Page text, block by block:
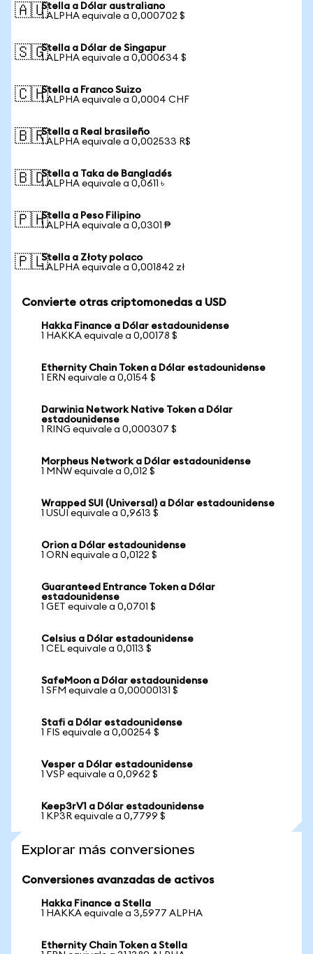
🇦🇺Stella a Dólar australiano
1 ALPHA equivale a 0,000702 $
🇸🇬Stella a Dólar de Singapur
1 ALPHA equivale a 0,000634 $
🇨🇭Stella a Franco Suizo
1 ALPHA equivale a 0,0004 CHF
🇧🇷Stella a Real brasileño
1 ALPHA equivale a 0,002533 R$
🇧🇩Stella a Taka de Bangladés
1 ALPHA equivale a 0,0611 ৳
🇵🇭Stella a Peso Filipino
1 ALPHA equivale a 0,0301 ₱
🇵🇱Stella a Złoty polaco
1 ALPHA equivale a 0,001842 zł
Convierte otras criptomonedas a USD
Hakka Finance a Dólar estadounidense
1 HAKKA equivale a 0,00178 $
Ethernity Chain Token a Dólar estadounidense
1 ERN equivale a 0,0154 $
Darwinia Network Native Token a Dólar
estadounidense
1 RING equivale a 0,000307 $
Morpheus Network a Dólar estadounidense
1 MNW equivale a 0,012 $
Wrapped SUI (Universal) a Dólar estadounidense
1 USUI equivale a 0,9613 $
Orion a Dólar estadounidense
1 ORN equivale a 0,0122 $
Guaranteed Entrance Token a Dólar
estadounidense
1 GET equivale a 0,0701 $
Celsius a Dólar estadounidense
1 CEL equivale a 0,0113 $
SafeMoon a Dólar estadounidense
1 SFM equivale a 0,00000131 $
Stafi a Dólar estadounidense
1 FIS equivale a 0,00254 $
Vesper a Dólar estadounidense
1 VSP equivale a 0,0962 $
Keep3rV1 a Dólar estadounidense
1 KP3R equivale a 0,7799 $
Explorar más conversiones
Conversiones avanzadas de activos
Hakka Finance a Stella
1 HAKKA equivale a 3,5977 ALPHA
Ethernity Chain Token a Stella